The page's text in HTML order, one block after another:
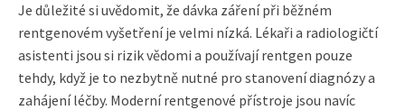
Je důležité si uvědomit, že dávka záření při běžném
rentgenovém vyšetření je velmi nízká. Lékaři a radiologičtí
asistenti jsou si rizik vědomi a používají rentgen pouze
tehdy, když je to nezbytně nutné pro stanovení diagnózy a
zahájení léčby. Moderní rentgenové přístroje jsou navíc